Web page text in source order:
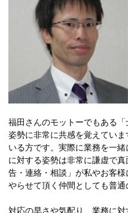
福田さんのモットーでもある
姿勢に非常に共感を覚えてい
いる方です。実際に業務を一
に対する姿勢は非常に謙虚で
告・連絡・相談」が私やお客
やらせて頂く仲間としても普通
対応の早さや気配り、業務に